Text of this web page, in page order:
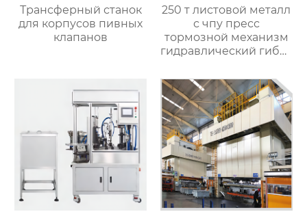
Трансферный станок
для корпусов пивных
клапанов
250 т листовой металл
с чпу пресс
тормозной механизм
гидравлический гибка